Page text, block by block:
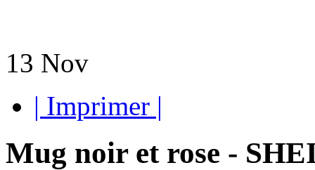
13 Nov
| Imprimer |
Mug noir et rose -